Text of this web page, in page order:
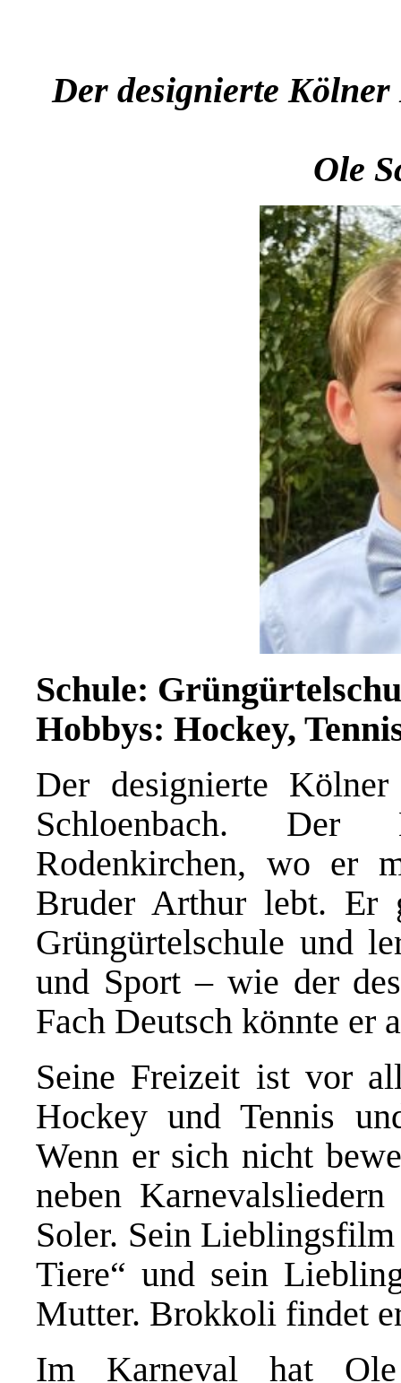
Der designierte
Ole
Schule:
Hobbys: Hockey,
Der designierte
Schloenbach. Der
Rodenkirchen, wo er
Bruder Arthur lebt. Er
Grüngürtelschule und
und Sport – wie der
Fach Deutsch könnte er
Seine Freizeit ist vor
Hockey und Tennis
Wenn er sich nicht
neben
Soler. Sein
Tiere“ und sein
Mutter. Brokkoli findet
Im Karneval hat Ole